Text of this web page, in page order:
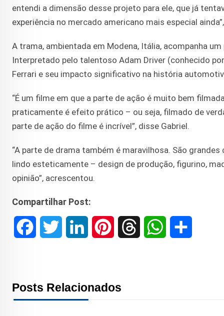
entendi a dimensão desse projeto para ele, que já
experiência no mercado americano mais especial
A trama, ambientada em Modena, Itália, acompanha
Interpretado pelo talentoso Adam Driver (conhecido
Ferrari e seu impacto significativo na história
“É um filme em que a parte de ação é muito bem
praticamente é efeito prático – ou seja, filmado de
parte de ação do filme é incrível”, disse Gabriel.
“A parte de drama também é maravilhosa. São
lindo esteticamente – design de produção, figurino,
opinião”, acrescentou.
Compartilhar Post:
e t k t
Posts Relacionados